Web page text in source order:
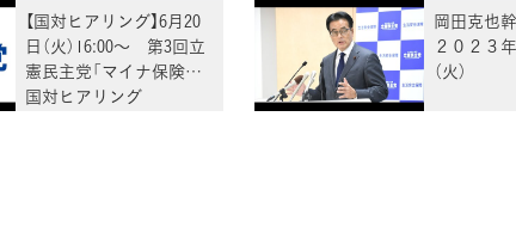
【国対ヒアリング】6月20
日（火）16:00～ 第3回立
憲民主党「マイナ保険証」
国対ヒアリング
岡田克也
２０２３
（火）